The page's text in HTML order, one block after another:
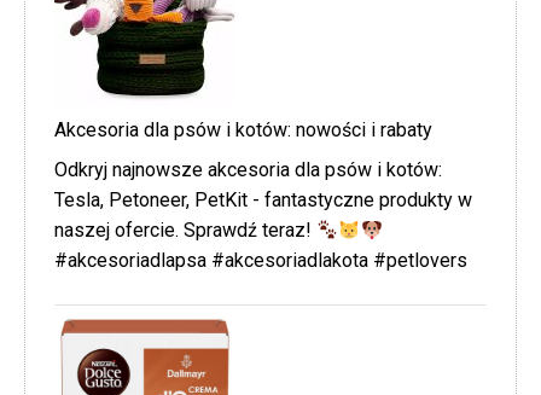
Akcesoria dla psów i kotów: nowości i rabaty
Odkryj najnowsze akcesoria dla psów i kotów:
Tesla, Petoneer, PetKit - fantastyczne produkty w
naszej ofercie. Sprawdź teraz!
#akcesoriadlapsa #akcesoriadlakota #petlovers